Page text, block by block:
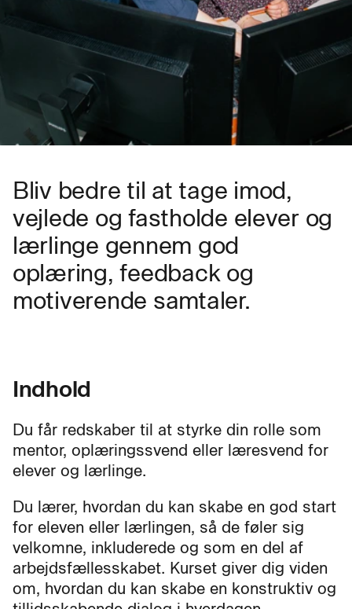
Bliv bedre til at tage imod,
vejlede og fastholde elever og
lærlinge gennem god
oplæring, feedback og
motiverende samtaler.
Indhold
Du får redskaber til at styrke din rolle som
mentor, oplæringssvend eller læresvend for
elever og lærlinge.
Du lærer, hvordan du kan skabe en god start
for eleven eller lærlingen, så de føler sig
velkomne, inkluderede og som en del af
arbejdsfællesskabet. Kurset giver dig viden
om, hvordan du kan skabe en konstruktiv og